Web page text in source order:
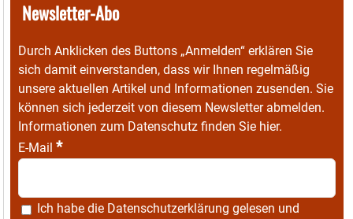
Newsletter-Abo
Durch Anklicken des Buttons „Anmelden“ erklären Sie
sich damit einverstanden, dass wir Ihnen regelmäßig
unsere aktuellen Artikel und Informationen zusenden. Sie
können sich jederzeit von diesem Newsletter abmelden.
Informationen zum Datenschutz finden Sie hier.
E-Mail *
Ich habe die Datenschutzerklärung gelesen und